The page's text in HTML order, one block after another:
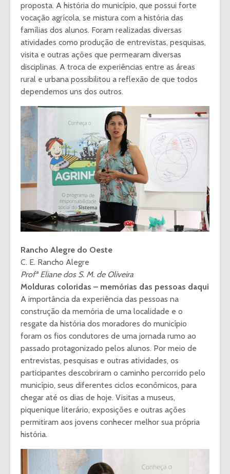
proposta. A história do município, que possui forte
vocação agrícola, se mistura com a história das
famílias dos alunos. Foram realizadas diversas
atividades como produção de entrevistas, pesquisas,
visita e outras ações que permearam diversas
disciplinas. A troca de experiências entre as áreas
rural e urbana possibilitou a reflexão de que todos
dependemos uns dos outros.
Rancho Alegre do Oeste
C. E. Rancho Alegre
Profª Eliane dos S. M. de Oliveira
Molduras coloridas – memórias das pessoas daqui
A importância da experiência das pessoas na
construção da memória de uma localidade e o
resgate da história dos moradores do município
foram os fios condutores de uma jornada rumo ao
passado protagonizado pelos alunos. Por meio de
entrevistas, pesquisas e outras atividades, os
participantes descobriram o caminho percorrido pelo
município, seus diferentes ciclos econômicos, para
chegar até os dias de hoje. Visitas a museus,
piquenique literário, exposições e outras ações
permitiram aos jovens conhecer melhor sua própria
história.